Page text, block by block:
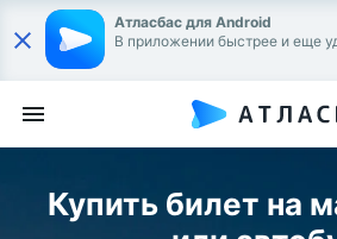
Атласбас для Android
В приложении быстрее и еще
Купить билет на